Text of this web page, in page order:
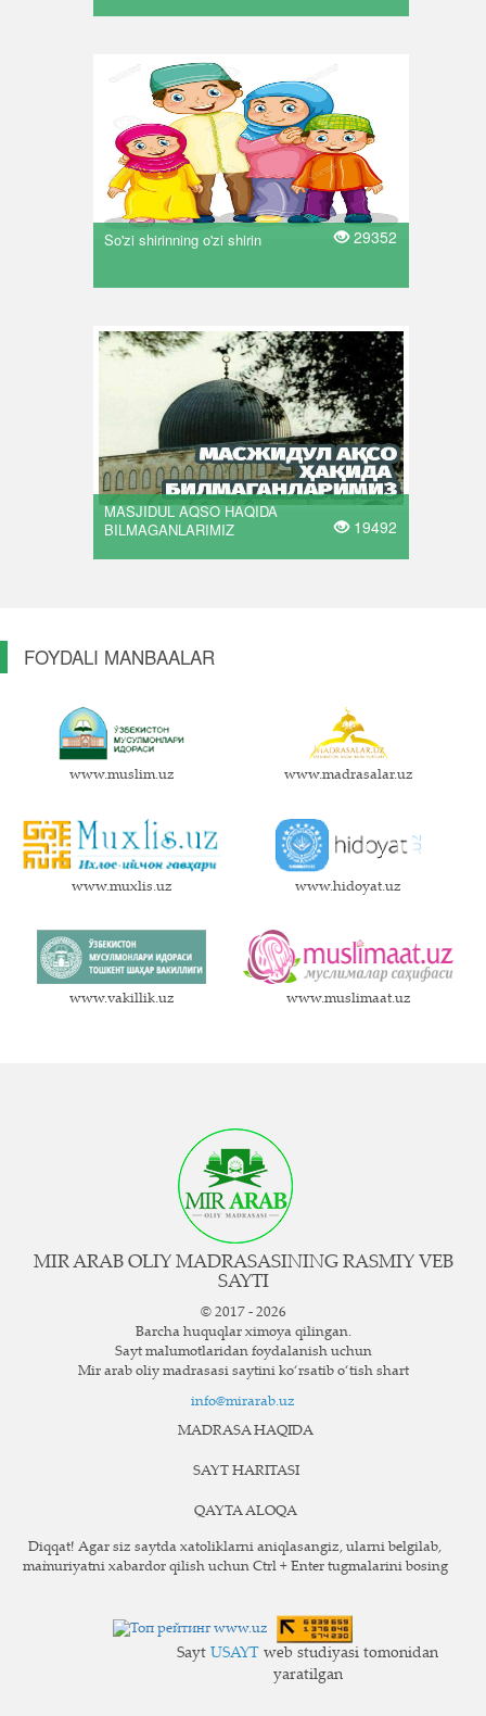
So'zi shirinning o'zi shirin 29352
MASJIDUL AQSO HAQIDA
BILMAGANLARIMIZ
19492
FOYDALI MANBAALAR
www.muslim.uz www.madrasalar.uz
www.muxlis.uz www.hidoyat.uz
www.vakillik.uz www.muslimaat.uz
MIR ARAB OLIY MADRASASINING RASMIY VEB
SAYTI
© 2017 - 2026
Barcha huquqlar ximoya qilingan.
Sayt ma`lumotlaridan foydalanish uchun
Mir arab oliy madrasasi saytini ko‘rsatib o‘tish shart
info@mirarab.uz
MADRASA HAQIDA
SAYT HARITASI
QAYTA ALOQA
Diqqat! Agar siz saytda xatoliklarni aniqlasangiz, ularni belgilab,
ma`muriyatni xabardor qilish uchun Ctrl + Enter tugmalarini bosing
Sayt USAYT web studiyasi tomonidan
yaratilgan